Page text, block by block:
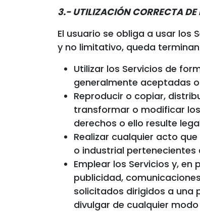
3.- UTILIZACIÓN CORRECTA DE
El usuario se obliga a usar
y no limitativo, queda
Utilizar los Servicios de
generalmente aceptadas
Reproducir o copiar,
transformar o modificar
derechos o ello resulte
Realizar cualquier acto
o industrial pertenecientes
Emplear los Servicios y,
publicidad,
solicitados dirigidos a una
divulgar de cualquier